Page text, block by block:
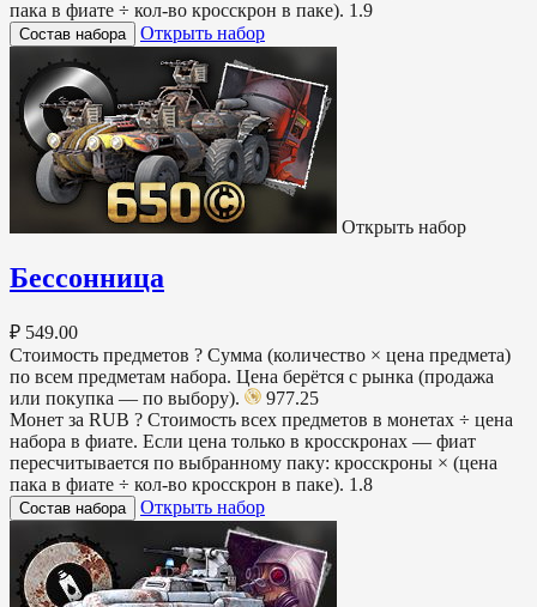
пака в фиате ÷ кол-во кросскрон в паке). 1.9
Состав набора Открыть набор
Открыть набор
Бессонница
₽ 549.00
Стоимость предметов ? Сумма (количество × цена предмета)
по всем предметам набора. Цена берётся с рынка (продажа
или покупка — по выбору).
977.25
Монет за RUB ? Стоимость всех предметов в монетах ÷ цена
набора в фиате. Если цена только в кросскронах — фиат
пересчитывается по выбранному паку: кросскроны × (цена
пака в фиате ÷ кол-во кросскрон в паке). 1.8
Состав набора Открыть набор